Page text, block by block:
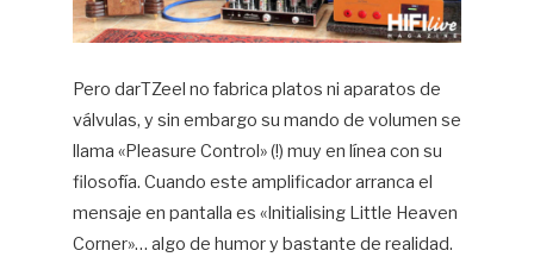
Pero darTZeel no fabrica platos ni aparatos de
válvulas, y sin embargo su mando de volumen se
llama «Pleasure Control» (!) muy en línea con su
filosofía. Cuando este amplificador arranca el
mensaje en pantalla es «Initialising Little Heaven
Corner»… algo de humor y bastante de realidad.